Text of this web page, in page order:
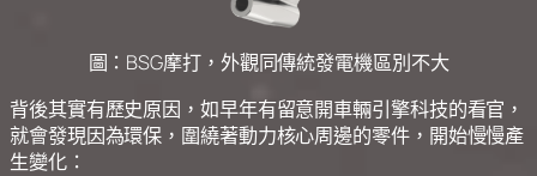
圖：BSG摩打，外觀同傳統發電機區別不大
背後其實有歷史原因，如早年有留意開車輛引擎科技的看官，
就會發現因為環保，圍繞著動力核心周邊的零件，開始慢慢產
生變化：